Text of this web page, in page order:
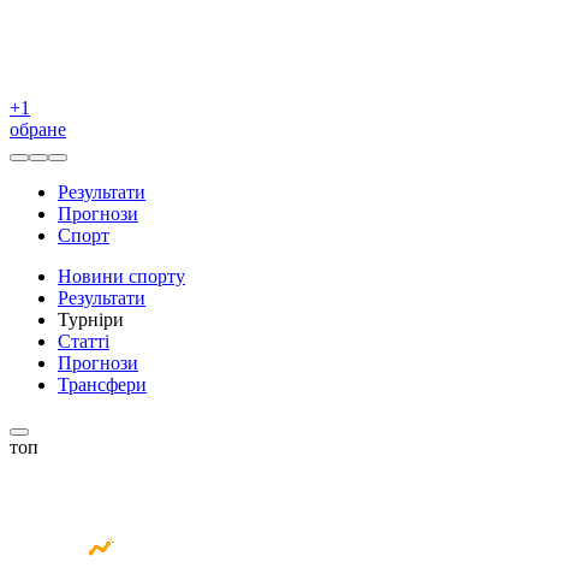
+1
обране
Результати
Прогнози
Спорт
Новини спорту
Результати
Турніри
Статті
Прогнози
Трансфери
топ